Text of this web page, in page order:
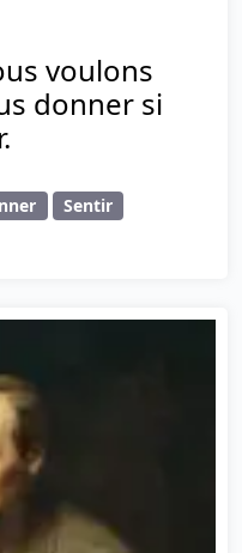
voulons
donner si
Sentir